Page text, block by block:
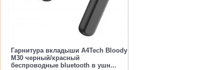
Гарнитура вкладыши A4Tech Bloody
M30 черный/красный
беспроводные bluetooth в ушн...